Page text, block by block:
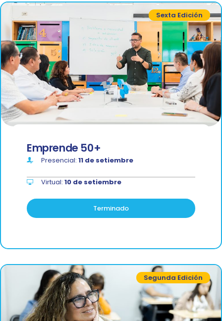
Sexta Edición
Emprende 50+
Presencial:11 de setiembre
Virtual:10 de setiembre
Terminado
Segunda Edición